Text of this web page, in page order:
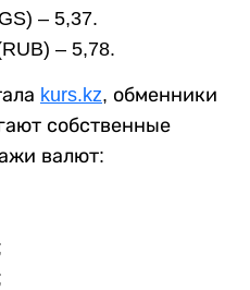
– 5,37.
– 5,78.
kurs.kz, обменники
собственные
валют: